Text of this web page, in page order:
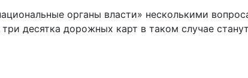
органы власти» несколькими
десятка дорожных карт в таком случае